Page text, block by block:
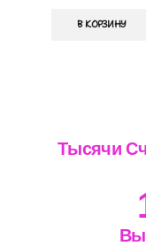
В КОРЗИНУ
Тысячи